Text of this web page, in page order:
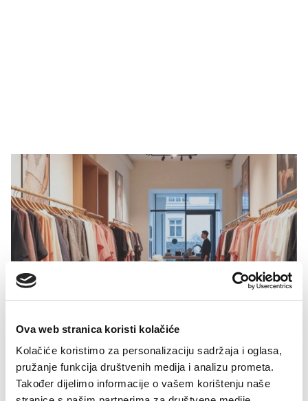
Ova web stranica koristi kolačiće
Kolačiće koristimo za personalizaciju sadržaja i oglasa,
pružanje funkcija društvenih medija i analizu prometa.
Također dijelimo informacije o vašem korištenju naše
Multibrend poslovnice
Dodajte brend Alma Ras i Manners u ponudu vaše
multibrend radnje i obogatite izbor za vaše kupce. Naši